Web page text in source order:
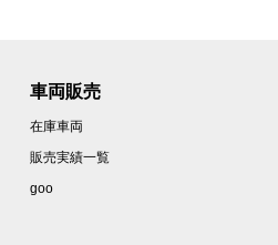
車両販売
在庫車両
販売実績一覧
goo